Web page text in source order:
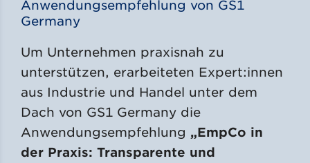
Anwendungsempfehlung von GS1
Germany
Um Unternehmen praxisnah zu
unterstützen, erarbeiteten Expert:innen
aus Industrie und Handel unter dem
Dach von GS1 Germany die
Anwendungsempfehlung „EmpCo in
der Praxis: Transparente und